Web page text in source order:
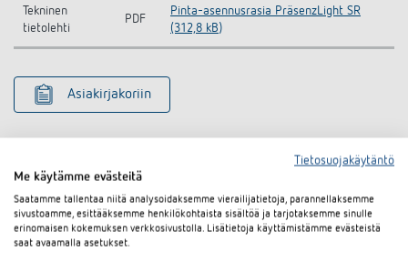
Tekninen
tietolehti
PDF
Pinta-asennusrasia PräsenzLight SR
(312,8 kB)
Asiakirjakoriin
Samanlaisia tuotteita
Tietosuojakäytäntö
Me käytämme evästeitä
Saatamme tallentaa niitä analysoidaksemme vierailijatietoja, parannellaksemme
sivustoamme, esittääksemme henkilökohtaista sisältöä ja tarjotaksemme sinulle
erinomaisen kokemuksen verkkosivustolla. Lisätietoja käyttämistämme evästeistä
saat avaamalla asetukset.